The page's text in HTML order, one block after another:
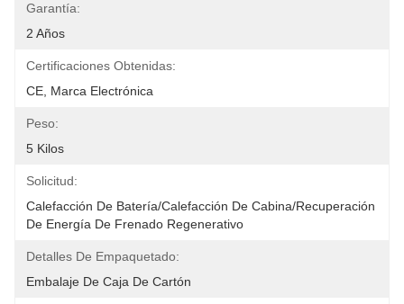
Garantía:
2 Años
Certificaciones Obtenidas:
CE, Marca Electrónica
Peso:
5 Kilos
Solicitud:
Calefacción De Batería/Calefacción De Cabina/Recuperación
De Energía De Frenado Regenerativo
Detalles De Empaquetado:
Embalaje De Caja De Cartón